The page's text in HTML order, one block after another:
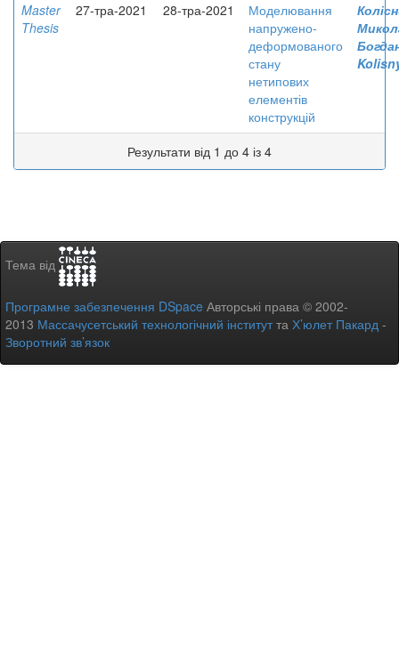
Master
Thesis
27-тра-2021 28-тра-2021
Моделювання
напружено-
деформованого
стану
нетипових
елементів
конструкцій
Результати від 1 до 4 із 4
Тема від
Програмне забезпечення DSpace Авторські права © 2002-
2013 Массачусетський технологічний інститутта Х’юлет Пакард -
Зворотний зв’язок